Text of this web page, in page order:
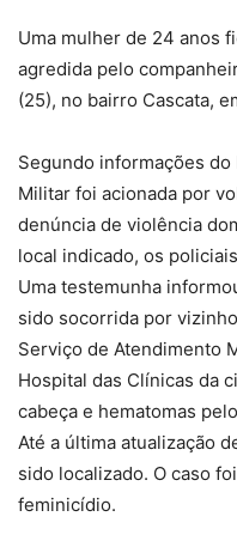
Uma mulher de 24 anos
agredida pelo
(25), no bairro Cascata,
Segundo informações
Militar foi acionada por
denúncia de violência
local indicado, os
Uma testemunha
sido socorrida por
Serviço de Atendimento
Hospital das Clínicas da
cabeça e hematomas
Até a última atualização
sido localizado. O caso
feminicídio.